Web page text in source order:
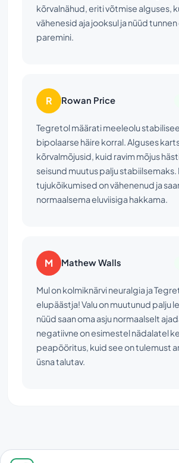
kõrvalnähud, eriti võtmise alguses,
vähenesid aja jooksul ja nüüd
paremini.
R Rowan Price
Tegretol määrati meeleolu
bipolaarse häire korral. Alguses
kõrvalmõjusid, kuid ravim mõjus
seisund muutus palju stabiilsemaks.
tujukõikumised on vähenenud ja
normaalsema eluviisiga hakkama.
M Mathew Walls
Mul on kolmiknärvi neuralgia ja
elupäästja! Valu on muutunud palju
nüüd saan oma asju normaalselt
negatiivne on esimestel nädalatel
peapööritus, kuid see on tulemust
üsna talutav.